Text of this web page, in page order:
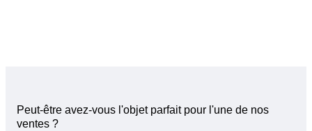
Peut-être avez-vous l'objet parfait pour l'une de nos
ventes ?